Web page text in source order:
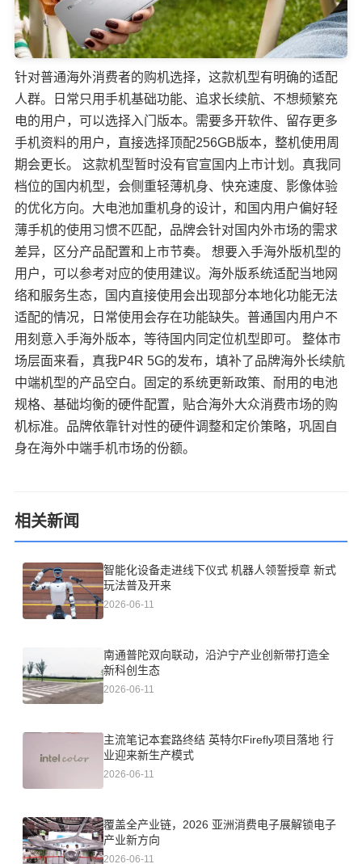
针对普通海外消费者的购机选择，这款机型有明确的适配
人群。日常只用手机基础功能、追求长续航、不想频繁充
电的用户，可以选择入门版本。需要多开软件、留存更多
手机资料的用户，直接选择顶配256GB版本，整机使用周
期会更长。 这款机型暂时没有官宣国内上市计划。真我同
档位的国内机型，会侧重轻薄机身、快充速度、影像体验
的优化方向。大电池加重机身的设计，和国内用户偏好轻
薄手机的使用习惯不匹配，品牌会针对国内外市场的需求
差异，区分产品配置和上市节奏。 想要入手海外版机型的
用户，可以参考对应的使用建议。海外版系统适配当地网
络和服务生态，国内直接使用会出现部分本地化功能无法
适配的情况，日常使用会存在功能缺失。普通国内用户不
用刻意入手海外版本，等待国内同定位机型即可。 整体市
场层面来看，真我P4R 5G的发布，填补了品牌海外长续航
中端机型的产品空白。固定的系统更新政策、耐用的电池
规格、基础均衡的硬件配置，贴合海外大众消费市场的购
机标准。品牌依靠针对性的硬件调整和定价策略，巩固自
身在海外中端手机市场的份额。
相关新闻
智能化设备走进线下仪式 机器人领誓授章 新式
玩法普及开来
2026-06-11
南通普陀双向联动，沿沪宁产业创新带打造全
新科创生态
2026-06-11
主流笔记本套路终结 英特尔Firefly项目落地 行
业迎来新生产模式
2026-06-11
覆盖全产业链，2026 亚洲消费电子展解锁电子
产业新方向
2026-06-11